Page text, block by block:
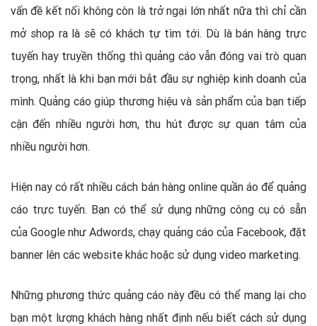
vấn đề kết nối không còn là trở ngại lớn nhất nữa thì chỉ cần
mở shop ra là sẽ có khách tự tìm tới. Dù là bán hàng trực
tuyến hay truyền thống thì quảng cáo vẫn đóng vai trò quan
trọng, nhất là khi bạn mới bắt đầu sự nghiệp kinh doanh của
mình. Quảng cáo giúp thương hiệu và sản phẩm của bạn tiếp
cận đến nhiều người hơn, thu hút được sự quan tâm của
nhiều người hơn.
Hiện nay có rất nhiều cách bán hàng online quần áo để quảng
cáo trực tuyến. Bạn có thể sử dụng những công cụ có sẵn
của Google như Adwords, chạy quảng cáo của Facebook, đặt
banner lên các website khác hoặc sử dụng video marketing.
Những phương thức quảng cáo này đều có thể mang lại cho
bạn một lượng khách hàng nhất định nếu biết cách sử dụng